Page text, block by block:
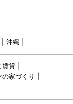
沖縄
賃貸
の家づくり